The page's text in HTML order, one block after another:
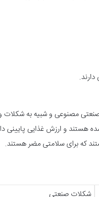
مصنوعی و شبیه به شکلات
هستند و ارزش غذایی پایینی
که برای سلامتی مضر هستند.
شکلات صنعتی